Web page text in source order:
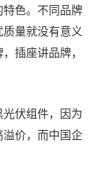
色。不同品牌
量就没有意义
插座讲品牌，
伏组件，因为
价，而中国企